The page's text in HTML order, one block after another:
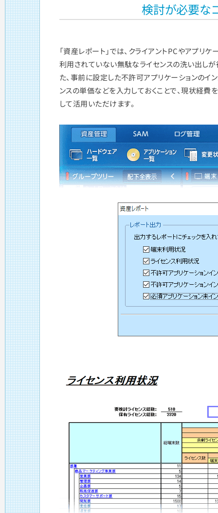
検討が必要な
「資産レポート」では、クライアントPCやアプリ
利用されていない無駄なライセンスの洗い出し
た、事前に設定した不許可アプリケーションのイ
ンスの単価などを入力しておくことで、現状経費
して活用いただけます。